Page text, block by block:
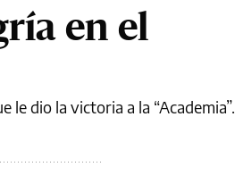
en el
dio la victoria a la “Academia”.